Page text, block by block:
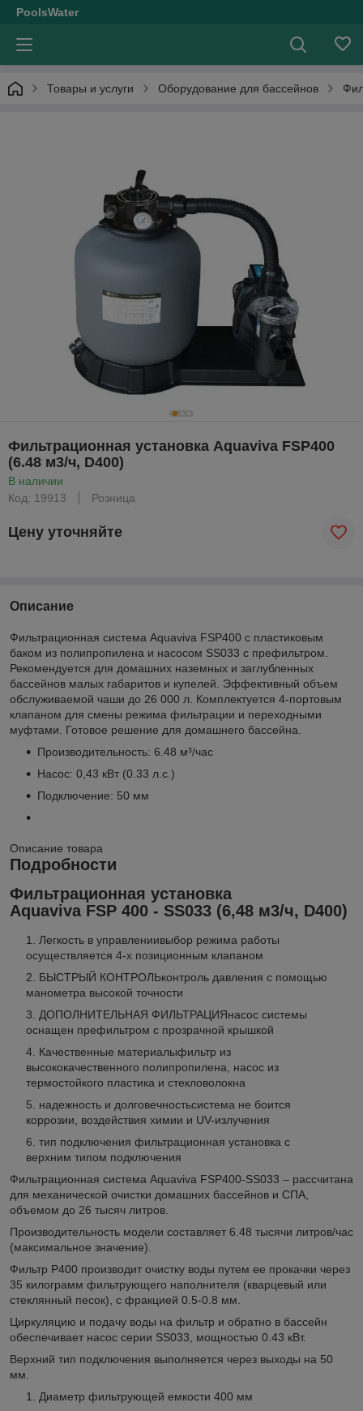
PoolsWater
Товары и услуги Оборудование для бассейнов
Фильтрационная установка Aquaviva FSP400
(6.48 м3/ч, D400)
В наличии
Код: 19913
Розница
Цену уточняйте
Описание
Фильтрационная система Aquaviva FSP400 c пластиковым
баком из полипропилена и насосом SS033 с префильтром.
Рекомендуется для домашних наземных и заглубленных
бассейнов малых габаритов и купелей. Эффективный объем
обслуживаемой чаши до 26 000 л. Комплектуется 4-портовым
клапаном для смены режима фильтрации и переходными
муфтами. Готовое решение для домашнего бассейна.
Производительность: 6.48 м³/час
Насос: 0,43 кВт (0.33 л.с.)
Подключение: 50 мм
Описание товара
Подробности
Фильтрационная установка
Aquaviva FSP 400 - SS033 (6,48 м3/ч, D400)
Легкость в управлениивыбор режима работы
осуществляется 4-х позиционным клапаном
БЫСТРЫЙ КОНТРОЛЬконтроль давления с помощью
манометра высокой точности
ДОПОЛНИТЕЛЬНАЯ ФИЛЬТРАЦИЯнасос системы
оснащен префильтром с прозрачной крышкой
Качественные материалыфильтр из
высококачественного полипропилена, насос из
термостойкого пластика и стекловолокна
надежность и долговечностьсистема не боится
коррозии, воздействия химии и UV-излучения
тип подключения фильтрационная установка с
верхним типом подключения
Фильтрационная система Aquaviva FSP400-SS033 – рассчитана
для механической очистки домашних бассейнов и СПА,
объемом до 26 тысяч литров.
Производительность модели составляет 6.48 тысячи литров/час
(максимальное значение).
Фильтр P400 производит очистку воды путем ее прокачки через
35 килограмм фильтрующего наполнителя (кварцевый или
стеклянный песок), с фракцией 0.5-0.8 мм.
Циркуляцию и подачу воды на фильтр и обратно в бассейн
обеспечивает насос серии SS033, мощностью 0.43 кВт.
Верхний тип подключения выполняется через выходы на 50
мм.
Диаметр фильтрующей емкости 400 мм